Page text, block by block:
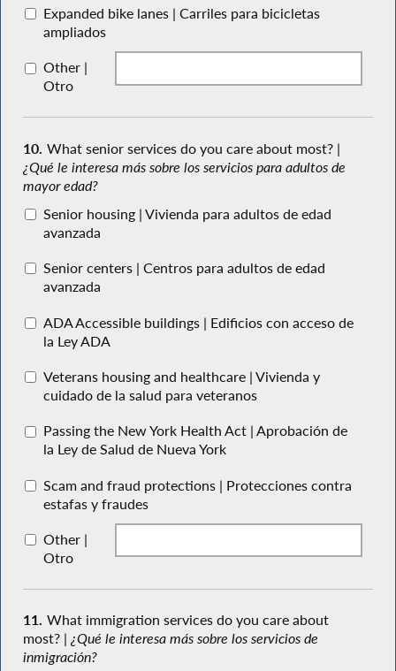
Expanded bike lanes | Carriles para bicicletas
ampliados
Other |
Otro
10. What senior services do you care about most? |
¿Qué le interesa más sobre los servicios para adultos de
mayor edad?
Senior housing | Vivienda para adultos de edad
avanzada
Senior centers | Centros para adultos de edad
avanzada
ADA Accessible buildings | Edificios con acceso de
la Ley ADA
Veterans housing and healthcare | Vivienda y
cuidado de la salud para veteranos
Passing the New York Health Act | Aprobación de
la Ley de Salud de Nueva York
Scam and fraud protections | Protecciones contra
estafas y fraudes
Other |
Otro
11. What immigration services do you care about
most? | ¿Qué le interesa más sobre los servicios de
inmigración?